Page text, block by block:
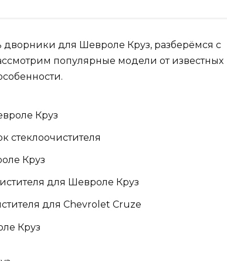
дворники для Шевроле Круз, разберёмся с
популярные модели от известных
Круз
Круз
для Шевроле Круз
для Chevrolet Cruze
Круз